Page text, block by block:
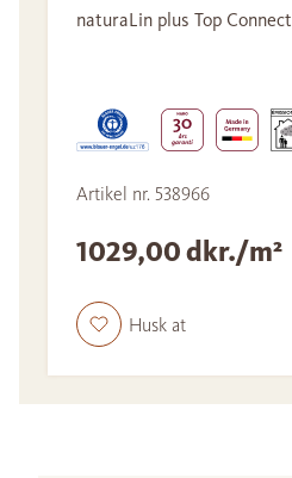
naturaLin plus Top Connect
Artikel nr. 538966
1029,00 dkr./m²
Husk at